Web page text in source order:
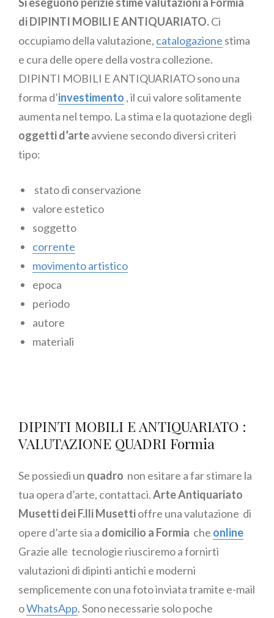
Si eseguono perizie stime valutazioni a Formia
di DIPINTI MOBILI E ANTIQUARIATO.Ci
occupiamo della valutazione, catalogazione stima
e cura delle opere della vostra collezione.
DIPINTI MOBILI E ANTIQUARIATO sono una
forma d’investimento , il cui valore solitamente
aumenta nel tempo. La stima e la quotazione degli
oggetti d’arteavviene secondo diversi criteri
tipo:
stato di conservazione
valore estetico
soggetto
corrente
movimento artistico
epoca
periodo
autore
materiali
DIPINTI MOBILI E ANTIQUARIATO :
VALUTAZIONE QUADRI Formia
Se possiedi un quadro non esitare a far stimare la
tua opera d’arte, contattaci.Arte Antiquariato
Musetti dei F.lli Musettioffre una valutazione di
opere d’arte sia a domicilio a Formia che online
Grazie alle tecnologie riusciremo a fornirti
valutazioni di dipinti antichi e moderni
semplicemente con una foto inviata tramite e-mail
oWhatsApp. Sono necessarie solo poche